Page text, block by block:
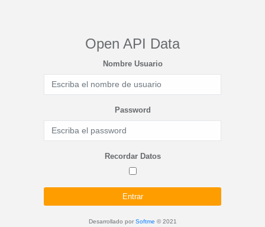
Open API Data
Nombre Usuario
Password
Recordar Datos
Entrar
Desarrollado por Softme © 2021